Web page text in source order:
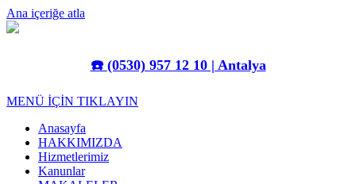
Ana içeriğe atla
☎️ (0530) 957 12 10 | Antalya
MENÜ İÇİN TIKLAYIN
Anasayfa
HAKKIMIZDA
Hizmetlerimiz
Kanunlar